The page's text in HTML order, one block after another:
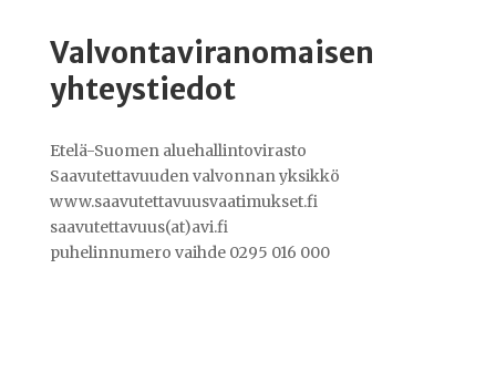
Valvontaviranomaisen
yhteystiedot
Etelä-Suomen aluehallintovirasto
Saavutettavuuden valvonnan yksikkö
www.saavutettavuusvaatimukset.fi
saavutettavuus(at)avi.fi
puhelinnumero vaihde 0295 016 000